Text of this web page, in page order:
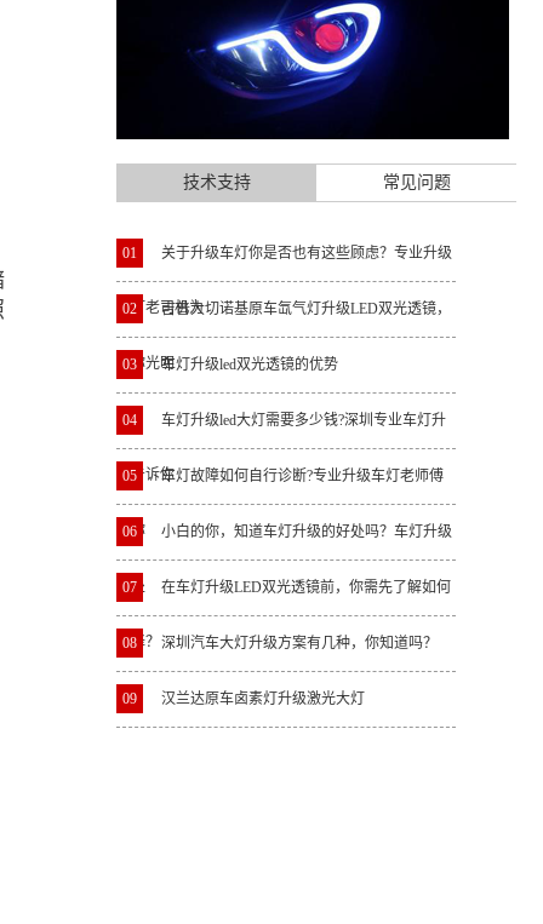
技术支持 常见问题
01 关于升级车灯你是否也有这些顾虑？专业升级
车灯老司机为
02 吉普大切诺基原车氙气灯升级LED双光透镜，
还你光明
03 车灯升级led双光透镜的优势
04 车灯升级led大灯需要多少钱?深圳专业车灯升
级告诉你
05 车灯故障如何自行诊断?专业升级车灯老师傅
教你
06 小白的你，知道车灯升级的好处吗？车灯升级
好处
07 在车灯升级LED双光透镜前，你需先了解如何
选择？
08 深圳汽车大灯升级方案有几种，你知道吗？
09 汉兰达原车卤素灯升级激光大灯